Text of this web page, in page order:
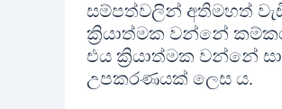
සම්පත්වලින් අතිමහත්
ක්‍රියාත්මක වන්නේ
එය ක්‍රියාත්මක වන්නේ
උපකරණයක් ලෙස ය.